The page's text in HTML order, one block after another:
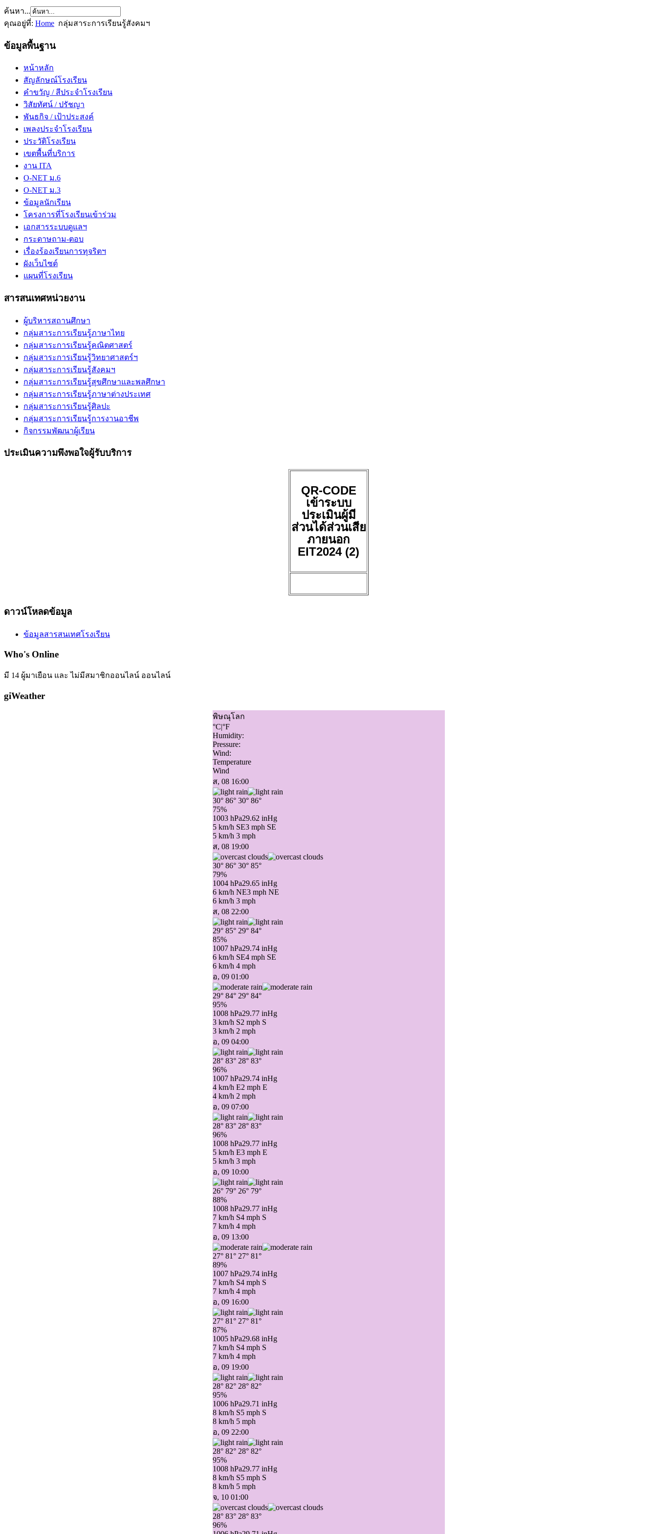
ค้นหา...
คุณอยู่ที่: Home กลุ่มสาระการเรียนรู้สังคมฯ
ข้อมูลพื้นฐาน
หน้าหลัก
สัญลักษณ์โรงเรียน
คำขวัญ / สีประจำโรงเรียน
วิสัยทัศน์ / ปรัชญา
พันธกิจ / เป้าประสงค์
เพลงประจำโรงเรียน
ประวัติโรงเรียน
เขตพื้นที่บริการ
งาน ITA
O-NET ม.6
O-NET ม.3
ข้อมูลนักเรียน
โครงการที่โรงเรียนเข้าร่วม
เอกสารระบบดูแลฯ
กระดาษถาม-ตอบ
เรื่องร้องเรียนการทุจริตฯ
ผังเว็บไซต์
แผนที่โรงเรียน
สารสนเทศหน่วยงาน
ผู้บริหารสถานศึกษา
กลุ่มสาระการเรียนรู้ภาษาไทย
กลุ่มสาระการเรียนรู้คณิตศาสตร์
กลุ่มสาระการเรียนรู้วิทยาศาสตร์ฯ
กลุ่มสาระการเรียนรู้สังคมฯ
กลุ่มสาระการเรียนรู้สุขศึกษาและพลศึกษา
กลุ่มสาระการเรียนรู้ภาษาต่างประเทศ
กลุ่มสาระการเรียนรู้ศิลปะ
กลุ่มสาระการเรียนรู้การงานอาชีพ
กิจกรรมพัฒนาผู้เรียน
ประเมินความพึงพอใจผู้รับบริการ
QR-CODE
เข้าระบบ
ประเมินผู้มี
ส่วนได้ส่วนเสีย
ภายนอก
EIT2024 (2)
ดาวน์โหลดข้อมูล
ข้อมูลสารสนเทศโรงเรียน
Who's Online
มี 14 ผู้มาเยือน และ ไม่มีสมาชิกออนไลน์ ออนไลน์
giWeather
พิษณุโลก
°C °F
Humidity:
Pressure:
Wind:
Temperature
Wind
ส, 08 16:00
30° 86° 30° 86°
75%
1003 hPa29.62 inHg
5 km/h SE3 mph SE
5 km/h 3 mph
ส, 08 19:00
30° 86° 30° 85°
79%
1004 hPa29.65 inHg
6 km/h NE3 mph NE
6 km/h 3 mph
ส, 08 22:00
29° 85° 29° 84°
85%
1007 hPa29.74 inHg
6 km/h SE4 mph SE
6 km/h 4 mph
อ, 09 01:00
29° 84° 29° 84°
95%
1008 hPa29.77 inHg
3 km/h S2 mph S
3 km/h 2 mph
อ, 09 04:00
28° 83° 28° 83°
96%
1007 hPa29.74 inHg
4 km/h E2 mph E
4 km/h 2 mph
อ, 09 07:00
28° 83° 28° 83°
96%
1008 hPa29.77 inHg
5 km/h E3 mph E
5 km/h 3 mph
อ, 09 10:00
26° 79° 26° 79°
88%
1008 hPa29.77 inHg
7 km/h S4 mph S
7 km/h 4 mph
อ, 09 13:00
27° 81° 27° 81°
89%
1007 hPa29.74 inHg
7 km/h S4 mph S
7 km/h 4 mph
อ, 09 16:00
27° 81° 27° 81°
87%
1005 hPa29.68 inHg
7 km/h S4 mph S
7 km/h 4 mph
อ, 09 19:00
28° 82° 28° 82°
95%
1006 hPa29.71 inHg
8 km/h S5 mph S
8 km/h 5 mph
อ, 09 22:00
28° 82° 28° 82°
95%
1008 hPa29.77 inHg
8 km/h S5 mph S
8 km/h 5 mph
จ, 10 01:00
28° 83° 28° 83°
96%